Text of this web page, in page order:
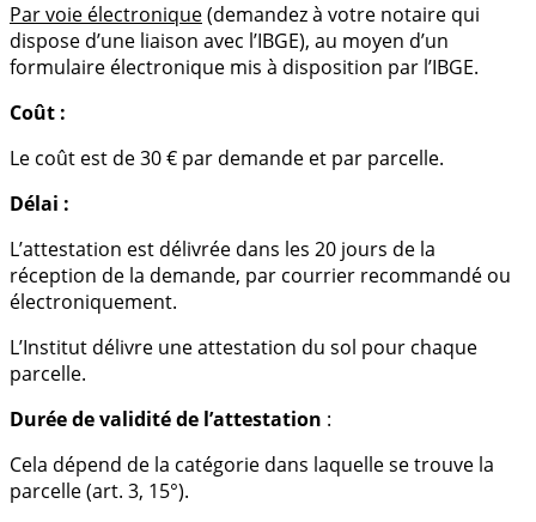
Par voie électronique(demandez à votre notaire qui
dispose d’une liaison avec l’IBGE), au moyen d’un
formulaire électronique mis à disposition par l’IBGE.
Coût :
Le coût est de 30 € par demande et par parcelle.
Délai :
L’attestation est délivrée dans les 20 jours de la
réception de la demande, par courrier recommandé ou
électroniquement.
L’Institut délivre une attestation du sol pour chaque
parcelle.
Durée de validité de l’attestation :
Cela dépend de la catégorie dans laquelle se trouve la
parcelle (art. 3, 15°).